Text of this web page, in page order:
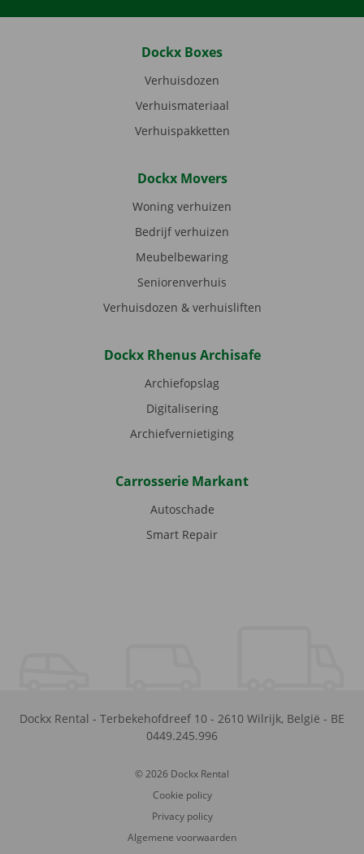
Dockx Boxes
Verhuisdozen
Verhuismateriaal
Verhuispakketten
Dockx Movers
Woning verhuizen
Bedrijf verhuizen
Meubelbewaring
Seniorenverhuis
Verhuisdozen & verhuisliften
Dockx Rhenus Archisafe
Archiefopslag
Digitalisering
Archiefvernietiging
Carrosserie Markant
Autoschade
Smart Repair
Dockx Rental - Terbekehofdreef 10 - 2610 Wilrijk, België - BE
0449.245.996
© 2026 Dockx Rental
Cookie policy
Privacy policy
Algemene voorwaarden